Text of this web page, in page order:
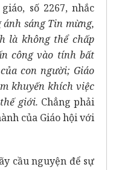
số 2267, nhắc
ánh sáng Tin mừng,
là không thể chấp
công vào tính bất
con người; Giáo
khuyến khích việc
giới. Chẳng phải
của Giáo hội với
cầu nguyện để sự